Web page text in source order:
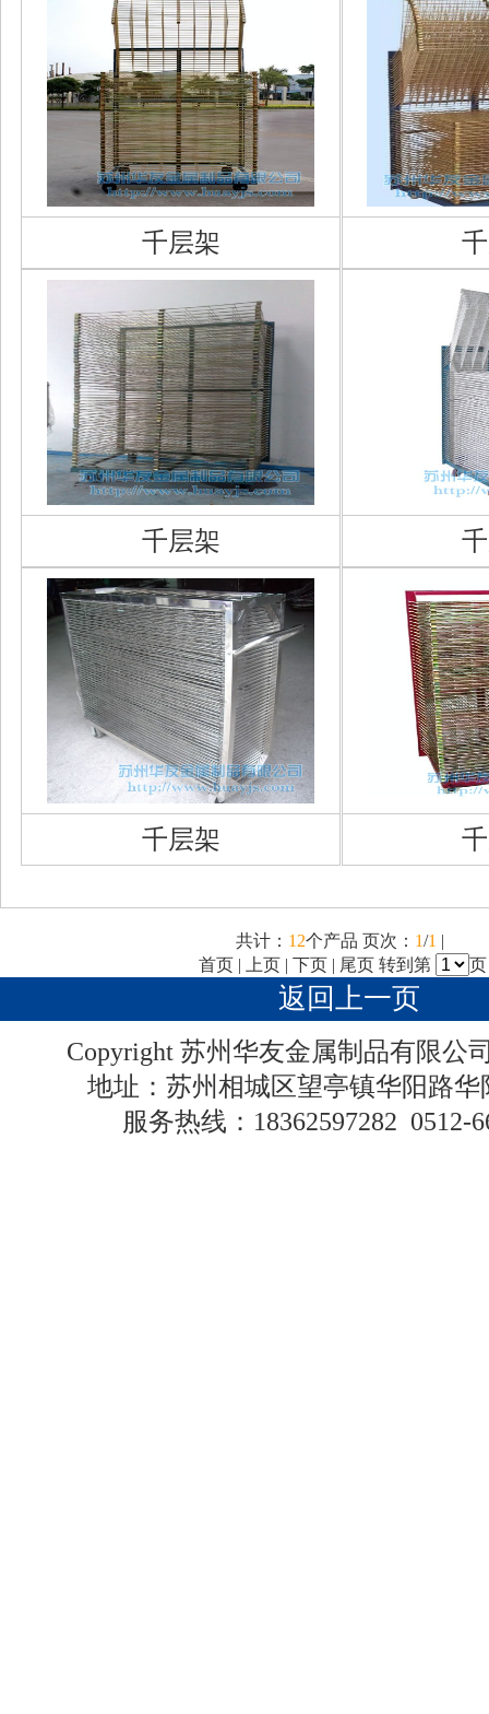
千层架
千层架
千层架
共计： 12个产品 页次： 1/1 |
首页 | 上页 | 下页 | 尾页 转到第
页
返回上一页
Copyright 苏州华友金属制品有限
地址：苏州相城区望亭镇华阳路
服务热线： 18362597282 0512-